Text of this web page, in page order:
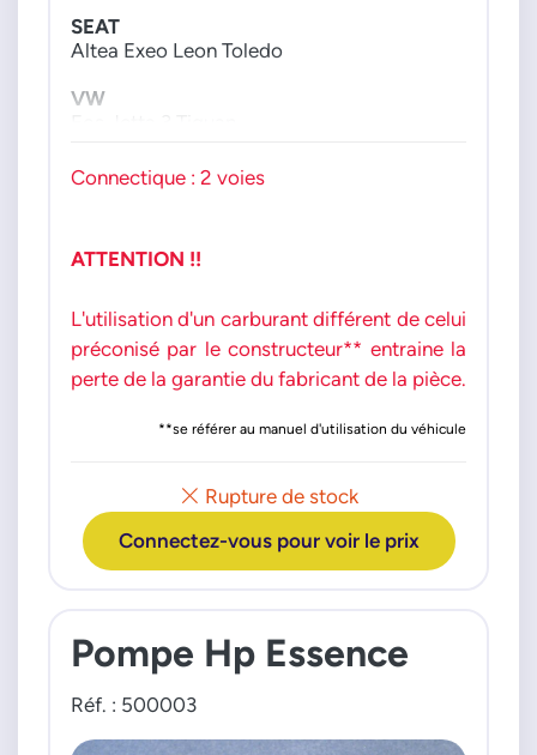
06F127025J
06F127025K
06F127025M
06F127213B
Rupture de stock
Connectez-vous pour voir le prix
SEAT
Altea Exeo Leon Toledo
VW
moteur : 20i TFSI 04>
Connectique : 2 voies
ATTENTION !!
L'utilisation d'un carburant différent de celui
préconisé par le constructeur** entraine la
perte de la garantie du fabricant de la pièce.
**se référer au manuel d'utilisation du véhicule
Pompe Hp Essence
Réf. : 500003